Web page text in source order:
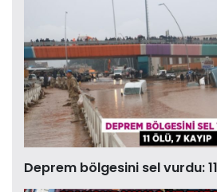
Deprem bölgesini sel vurdu: